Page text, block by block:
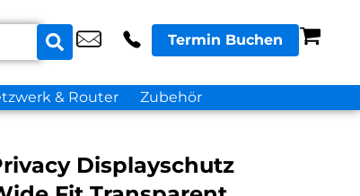
Termin Buchen
& Router Zubehör
Displayschutz